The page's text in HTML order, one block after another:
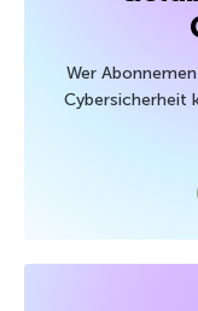
Wer
Cybersicherheit